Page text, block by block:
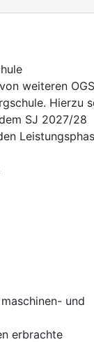
weiteren
Hierzu
SJ 2027/28
und
erbrachte